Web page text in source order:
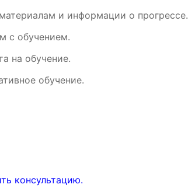
и информации о прогрессе.
с обучением.
на обучение.
обучение.
консультацию.